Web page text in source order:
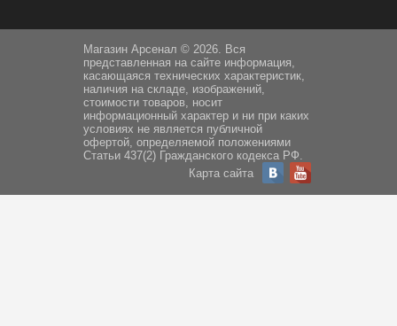
Магазин Арсенал © 2026. Вся
представленная на сайте информация,
касающаяся технических характеристик,
наличия на складе, изображений,
стоимости товаров, носит
информационный характер и ни при каких
условиях не является публичной
офертой, определяемой положениями
Статьи 437(2) Гражданского кодекса РФ.
Карта сайта